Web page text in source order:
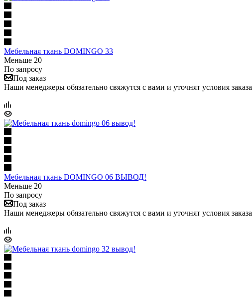
Мебельная ткань DOMINGO 33
Меньше 20
По запросу
Под заказ
Наши менеджеры обязательно свяжутся с вами и уточнят условия заказа
Мебельная ткань DOMINGO 06 ВЫВОД!
Меньше 20
По запросу
Под заказ
Наши менеджеры обязательно свяжутся с вами и уточнят условия заказа